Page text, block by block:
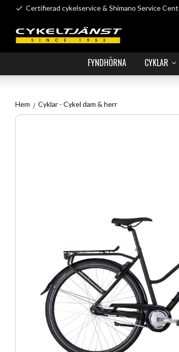
Certifierad cykelservice & Shimano Service
FYNDHÖRNA CYKLAR
Hem Cyklar - Cykel dam & herr